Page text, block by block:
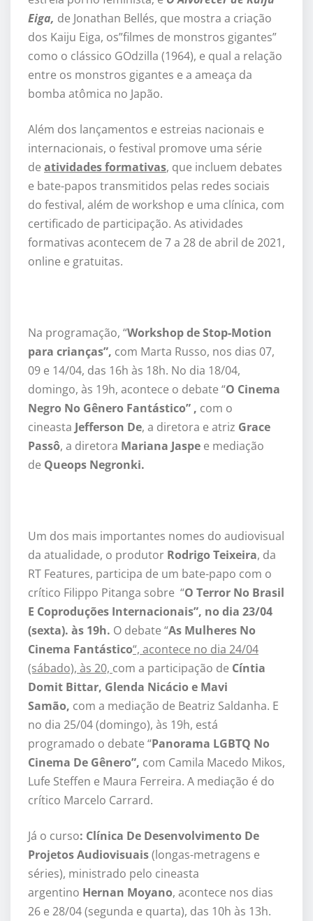
Eiga, de Jonathan Bellés, que mostra a criação
dos Kaiju Eiga, os”filmes de monstros gigantes”
como o clássico GOdzilla (1964), e qual a relação
entre os monstros gigantes e a ameaça da
bomba atômica no Japão.
Além dos lançamentos e estreias nacionais e
internacionais, o festival promove uma série
de atividades formativas, que incluem debates
e bate-papos transmitidos pelas redes sociais
do festival, além de workshop e uma clínica, com
certificado de participação. As atividades
formativas acontecem de 7 a 28 de abril de 2021,
online e gratuitas.
Na programação, “Workshop de Stop-Motion
para crianças”, com Marta Russo, nos dias 07,
09 e 14/04, das 16h às 18h. No dia 18/04,
domingo, às 19h, acontece o debate “O Cinema
Negro No Gênero Fantástico” , com o
cineasta Jefferson De, a diretora e atriz Grace
Passô, a diretora Mariana Jaspe e mediação
de Queops Negronki.
Um dos mais importantes nomes do audiovisual
da atualidade, o produtor Rodrigo Teixeira, da
RT Features, participa de um bate-papo com o
crítico Filippo Pitanga sobre “O Terror No Brasil
E Coproduções Internacionais”, no dia 23/04
(sexta). às 19h. O debate “As Mulheres No
Cinema Fantástico“, acontece no dia 24/04
(sábado), às 20, com a participação de Cíntia
Domit Bittar, Glenda Nicácio e Mavi
Samão, com a mediação de Beatriz Saldanha. E
no dia 25/04 (domingo), às 19h, está
programado o debate “Panorama LGBTQ No
Cinema De Gênero”, com Camila Macedo Mikos,
Lufe Steffen e Maura Ferreira. A mediação é do
crítico Marcelo Carrard.
Já o curso: Clínica De Desenvolvimento De
Projetos Audiovisuais(longas-metragens e
séries), ministrado pelo cineasta
argentino Hernan Moyano, acontece nos dias
26 e 28/04 (segunda e quarta), das 10h às 13h.